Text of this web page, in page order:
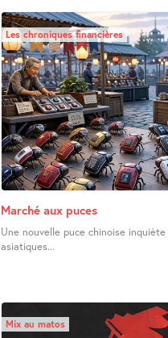
Les chroniques financières
Marché aux puces
Une nouvelle puce chinoise inquiète
asiatiques...
Mix au matos